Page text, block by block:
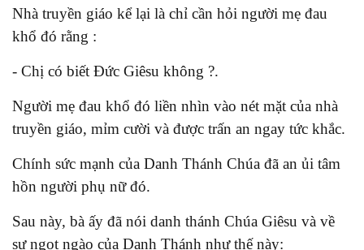
Nhà truyền giáo kể lại là chỉ cần hỏi người mẹ đau
khổ đó rằng :
- Chị có biết Đức Giêsu không ?.
Người mẹ đau khổ đó liền nhìn vào nét mặt của nhà
truyền giáo, mỉm cười và được trấn an ngay tức khắc.
Chính sức mạnh của Danh Thánh Chúa đã an ủi tâm
hồn người phụ nữ đó.
Sau này, bà ấy đã nói danh thánh Chúa Giêsu và về
sự ngọt ngào của Danh Thánh như thế này: